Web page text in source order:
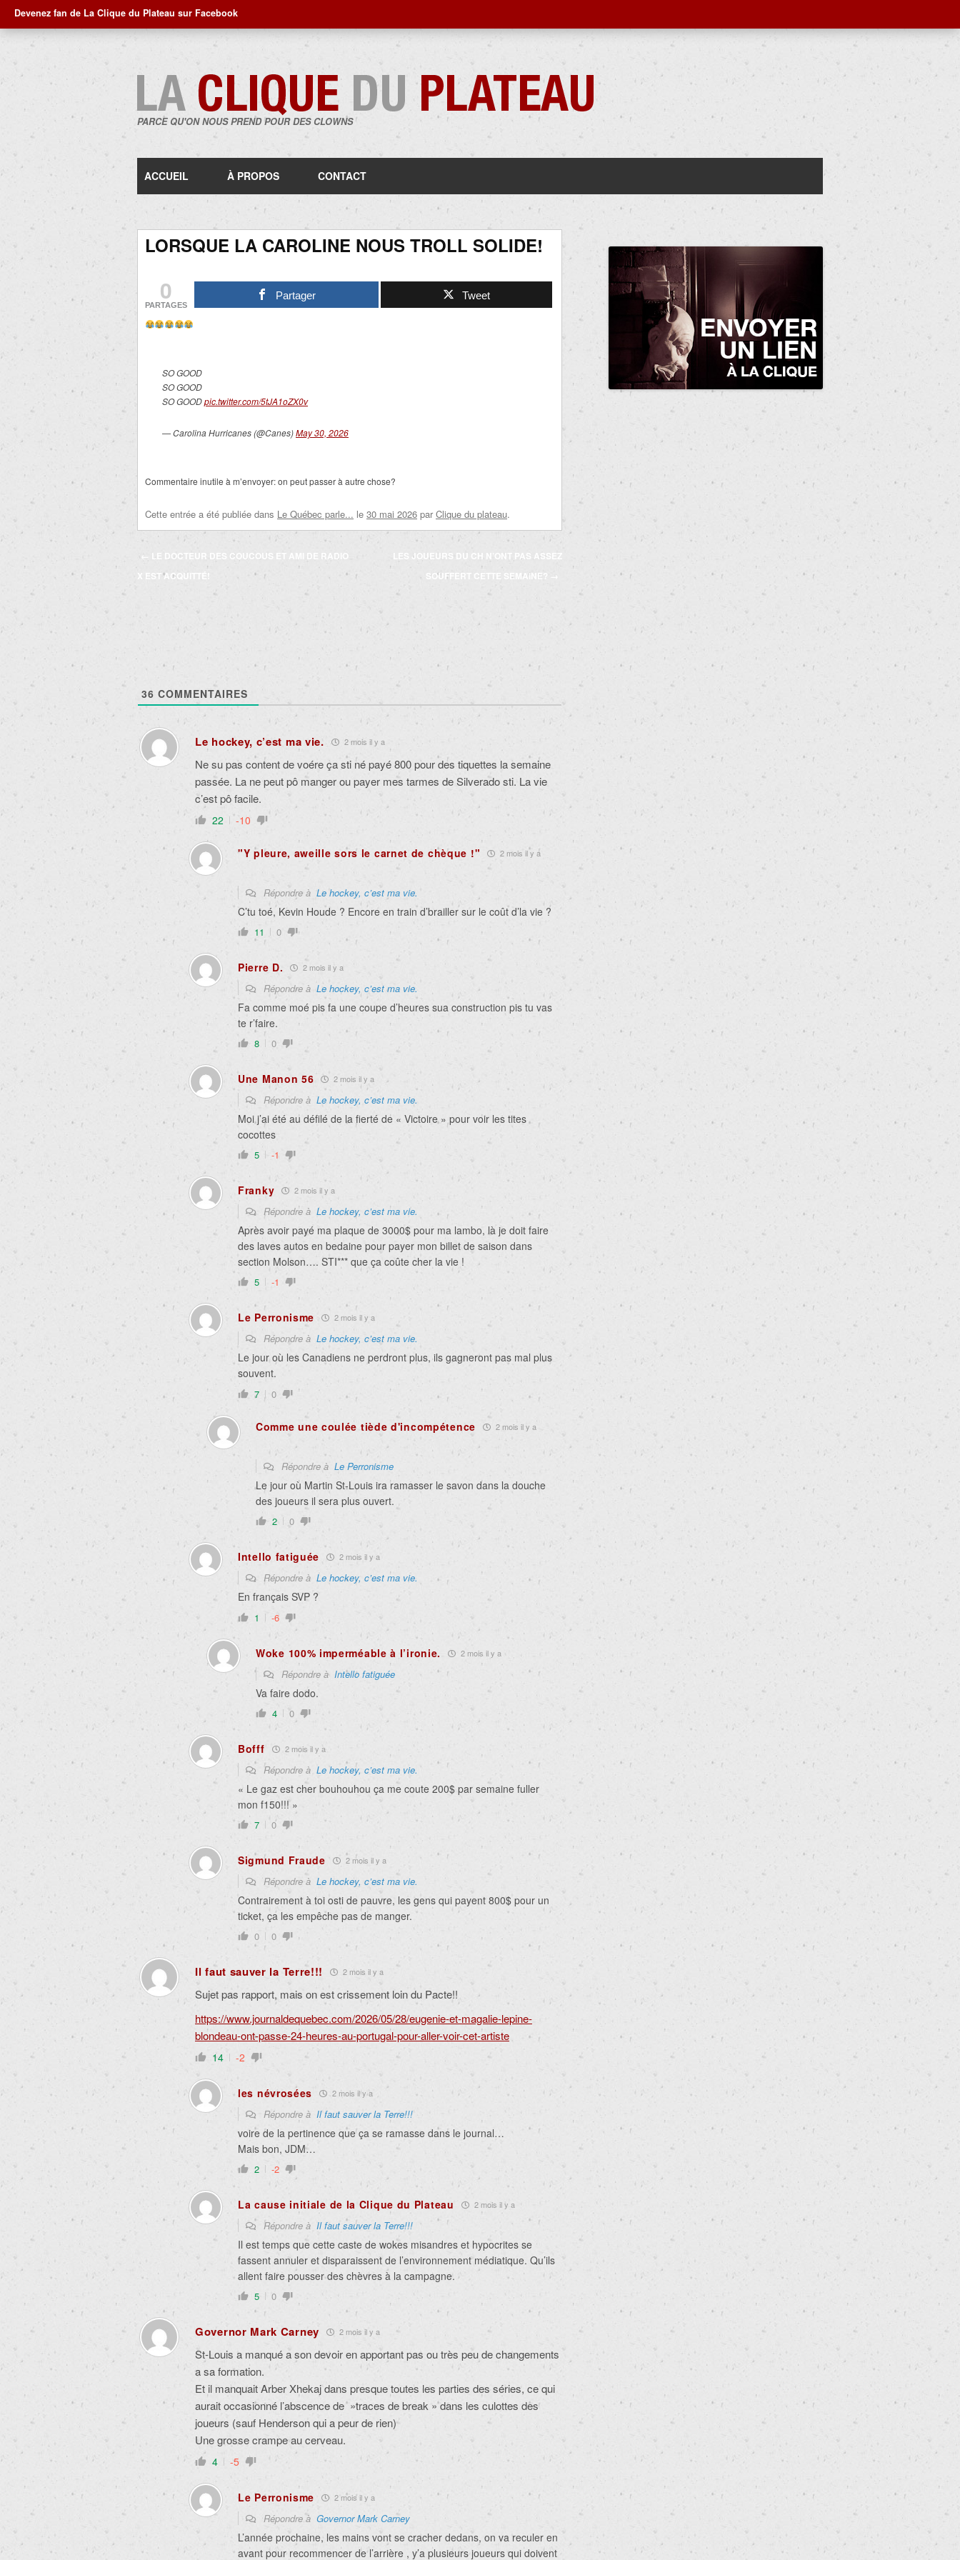
Devenez fan de La Clique du Plateau sur Facebook
PARCE QU'ON NOUS PREND POUR DES CLOWNS
au
ACCUEIL À PROPOS CONTACT
LORSQUE LA CAROLINE NOUS TROLL SOLIDE!
0
PARTAGES
Partager Tweet
SO GOOD
SO GOOD
SO GOODpic.twitter.com/5tJA1oZX0v
— Carolina Hurricanes (@Canes)May 30, 2026
Commentaire inutile à m’envoyer: on peut passer à autre chose?
Cette entrée a été publiée dans Le Québec parle... le 30 mai 2026 par Clique du plateau.
Navigation
des
← LE DOCTEUR DES COUCOUS ET AMI DE RADIO
X EST ACQUITTÉ!
LES JOUEURS DU CH N’ONT PAS ASSEZ
SOUFFERT CETTE SEMAINE? →
36 COMMENTAIRES
Le hockey, c’est ma vie. 2 mois il y a
Ne su pas content de voére ça sti né payé 800 pour des tiquettes la semaine
passée. La ne peut pô manger ou payer mes tarmes de Silverado sti. La vie
c’est pô facile.
22 -10
"Y pleure, aweille sors le carnet de chèque !" 2 mois il y a
Répondre à Le hockey, c’est ma vie.
C’tu toé, Kevin Houde ? Encore en train d’brailler sur le coût d’la vie ?
11 0
Pierre D. 2 mois il y a
Répondre à Le hockey, c’est ma vie.
Fa comme moé pis fa une coupe d’heures sua construction pis tu vas
te r’faire.
8 0
Une Manon 56 2 mois il y a
Répondre à Le hockey, c’est ma vie.
Moi j’ai été au défilé de la fierté de « Victoire » pour voir les tites
cocottes
5 -1
Franky 2 mois il y a
Répondre à Le hockey, c’est ma vie.
Après avoir payé ma plaque de 3000$ pour ma lambo, là je doit faire
des laves autos en bedaine pour payer mon billet de saison dans
section Molson…. STI*** que ça coûte cher la vie !
5 -1
Le Perronisme 2 mois il y a
Répondre à Le hockey, c’est ma vie.
Le jour où les Canadiens ne perdront plus, ils gagneront pas mal plus
souvent.
7 0
Comme une coulée tiède d'incompétence 2 mois il y a
Répondre à Le Perronisme
Le jour où Martin St-Louis ira ramasser le savon dans la douche
des joueurs il sera plus ouvert.
2 0
Intello fatiguée 2 mois il y a
Répondre à Le hockey, c’est ma vie.
En français SVP ?
1 -6
Woke 100% imperméable à l’ironie. 2 mois il y a
Répondre à Intello fatiguée
Va faire dodo.
4 0
Bofff 2 mois il y a
Répondre à Le hockey, c’est ma vie.
« Le gaz est cher bouhouhou ça me coute 200$ par semaine fuller
mon f150!!! »
7 0
Sigmund Fraude 2 mois il y a
Répondre à Le hockey, c’est ma vie.
Contrairement à toi osti de pauvre, les gens qui payent 800$ pour un
ticket, ça les empêche pas de manger.
0 0
Il faut sauver la Terre!!! 2 mois il y a
Sujet pas rapport, mais on est crissement loin du Pacte!!
https://www.journaldequebec.com/2026/05/28/eugenie-et-magalie-lepine-
blondeau-ont-passe-24-heures-au-portugal-pour-aller-voir-cet-artiste
14 -2
les névrosées 2 mois il y a
Répondre à Il faut sauver la Terre!!!
voire de la pertinence que ça se ramasse dans le journal…
Mais bon, JDM…
2 -2
La cause initiale de la Clique du Plateau 2 mois il y a
Répondre à Il faut sauver la Terre!!!
Il est temps que cette caste de wokes misandres et hypocrites se
fassent annuler et disparaissent de l’environnement médiatique. Qu’ils
allent faire pousser des chèvres à la campagne.
5 0
Governor Mark Carney 2 mois il y a
St-Louis a manqué a son devoir en apportant pas ou très peu de changements
a sa formation.
Et il manquait Arber Xhekaj dans presque toutes les parties des séries, ce qui
aurait occasionné l’abscence de »traces de break » dans les culottes des
joueurs (sauf Henderson qui a peur de rien)
Une grosse crampe au cerveau.
4 -5
Le Perronisme 2 mois il y a
Répondre à Governor Mark Carney
L’année prochaine, les mains vont se cracher dedans, on va reculer en
avant pour recommencer de l’arrière , y’a plusieurs joueurs qui doivent